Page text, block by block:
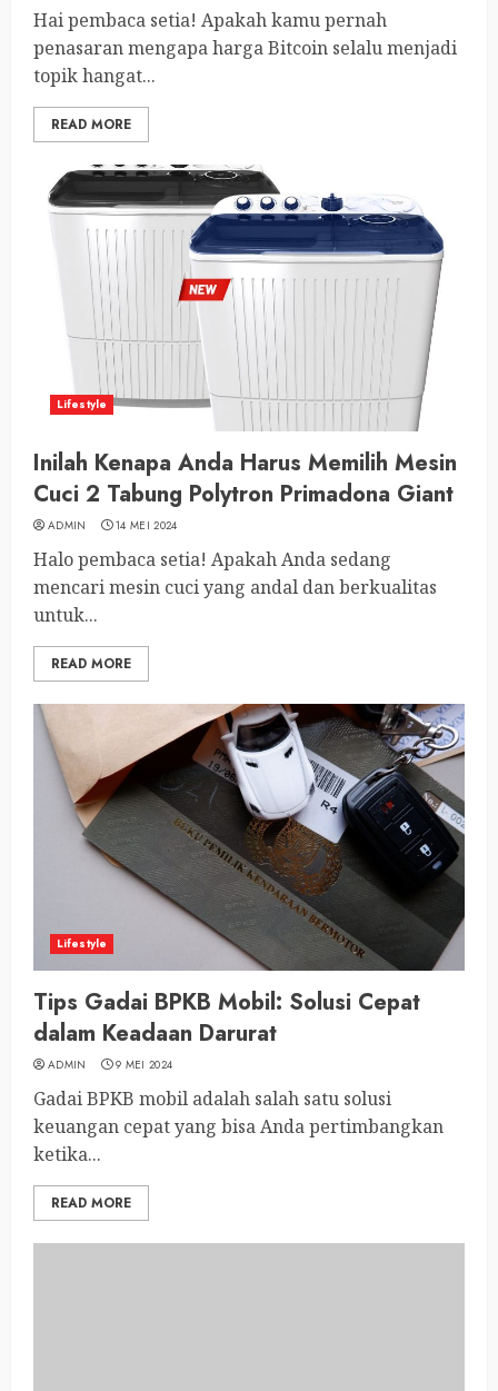
Hai pembaca setia! Apakah kamu pernah
penasaran mengapa harga Bitcoin selalu menjadi
topik hangat...
READ MORE
Lifestyle
Inilah Kenapa Anda Harus Memilih Mesin
Cuci 2 Tabung Polytron Primadona Giant
ADMIN 14 MEI 2024
Halo pembaca setia! Apakah Anda sedang
mencari mesin cuci yang andal dan berkualitas
untuk...
READ MORE
Lifestyle
Tips Gadai BPKB Mobil: Solusi Cepat
dalam Keadaan Darurat
ADMIN 9 MEI 2024
Gadai BPKB mobil adalah salah satu solusi
keuangan cepat yang bisa Anda pertimbangkan
ketika...
READ MORE